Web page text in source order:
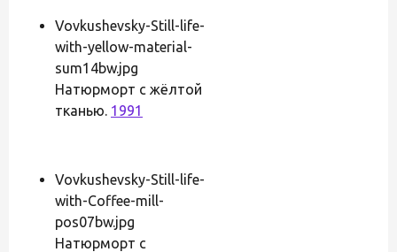
Vovkushevsky-Still-life-
with-yellow-material-
sum14bw.jpg
Натюрморт с жёлтой
тканью. 1991
Vovkushevsky-Still-life-
with-Coffee-mill-
pos07bw.jpg
Натюрморт с